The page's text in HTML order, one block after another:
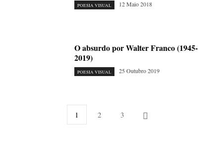
POESIA VISUAL 12 Maio 2018
O absurdo por Walter Franco (1945-
2019)
POESIA VISUAL 25 Outubro 2019
1 2 3